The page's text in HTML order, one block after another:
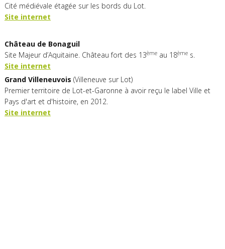
Cité médiévale étagée sur les bords du Lot.
Site internet
Château de Bonaguil
Site Majeur d’Aquitaine. Château fort des 13èmeau 18èmes.
Site internet
Grand Villeneuvois (Villeneuve sur Lot)
Premier territoire de Lot-et-Garonne à avoir reçu le label Ville et
Pays d'art et d'histoire, en 2012.
Site internet